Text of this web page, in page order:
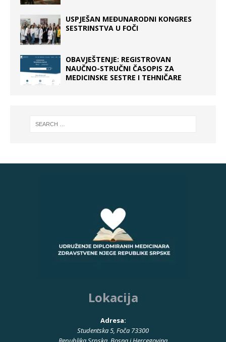
USPJEŠAN MEĐUNARODNI KONGRES
SESTRINSTVA U FOČI
OBAVJEŠTENJE: REGISTROVAN
NAUČNO-STRUČNI ČASOPIS ZA
MEDICINSKE SESTRE I TEHNIČARE
Lokacija
Adresa:
Studentska 5, Foča 73300